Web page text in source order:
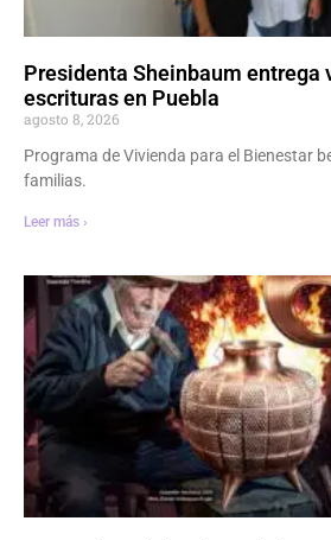
Presidenta Sheinbaum entrega
escrituras en Puebla
agosto 8, 2026
Programa de Vivienda para el Bienestar
familias.
Leer más ›